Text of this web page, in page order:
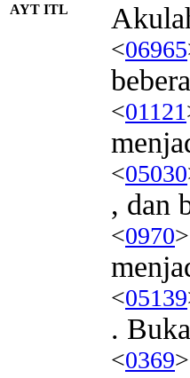
AYT ITL
<06965
<01121
<05030
, dan
<0970>
<05139
.
<0369>